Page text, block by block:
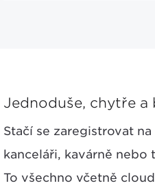
Jednoduše, chytře a
Stačí se zaregistrovat
kanceláři, kavárně
To všechno včetně